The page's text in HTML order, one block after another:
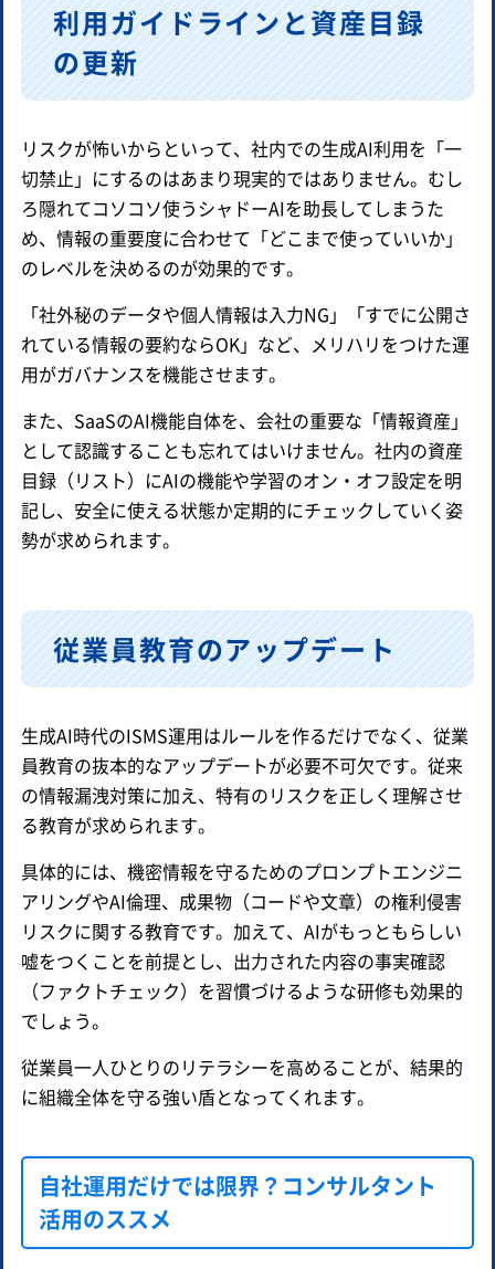
利用ガイドラインと資産目録
の更新
リスクが怖いからといって、社内での生成AI利用を「一
切禁止」にするのはあまり現実的ではありません。むし
ろ隠れてコソコソ使うシャドーAIを助長してしまうた
め、情報の重要度に合わせて「どこまで使っていいか」
のレベルを決めるのが効果的です。
「社外秘のデータや個人情報は入力NG」「すでに公開さ
れている情報の要約ならOK」など、メリハリをつけた運
用がガバナンスを機能させます。
また、SaaSのAI機能自体を、会社の重要な「情報資産」
として認識することも忘れてはいけません。社内の資産
目録（リスト）にAIの機能や学習のオン・オフ設定を明
記し、安全に使える状態か定期的にチェックしていく姿
勢が求められます。
従業員教育のアップデート
生成AI時代のISMS運用はルールを作るだけでなく、従業
員教育の抜本的なアップデートが必要不可欠です。従来
の情報漏洩対策に加え、特有のリスクを正しく理解させ
る教育が求められます。
具体的には、機密情報を守るためのプロンプトエンジニ
アリングやAI倫理、成果物（コードや文章）の権利侵害
リスクに関する教育です。加えて、AIがもっともらしい
嘘をつくことを前提とし、出力された内容の事実確認
（ファクトチェック）を習慣づけるような研修も効果的
でしょう。
従業員一人ひとりのリテラシーを高めることが、結果的
に組織全体を守る強い盾となってくれます。
自社運用だけでは限界？コンサルタント
活用のススメ